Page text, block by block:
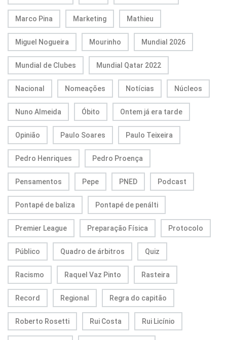
Marco Pina Marketing Mathieu
Miguel Nogueira Mourinho Mundial 2026
Mundial de Clubes Mundial Qatar 2022
Nacional Nomeações Notícias Núcleos
Nuno Almeida Óbito Ontem já era tarde
Opinião Paulo Soares Paulo Teixeira
Pedro Henriques Pedro Proença
Pensamentos Pepe PNED Podcast
Pontapé de baliza Pontapé de penálti
Premier League Preparação Física Protocolo
Público Quadro de árbitros Quiz
Racismo Raquel Vaz Pinto Rasteira
Record Regional Regra do capitão
Roberto Rosetti Rui Costa Rui Licínio